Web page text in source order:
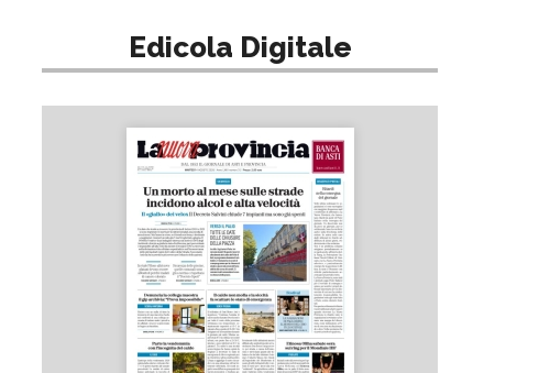
Edicola Digitale